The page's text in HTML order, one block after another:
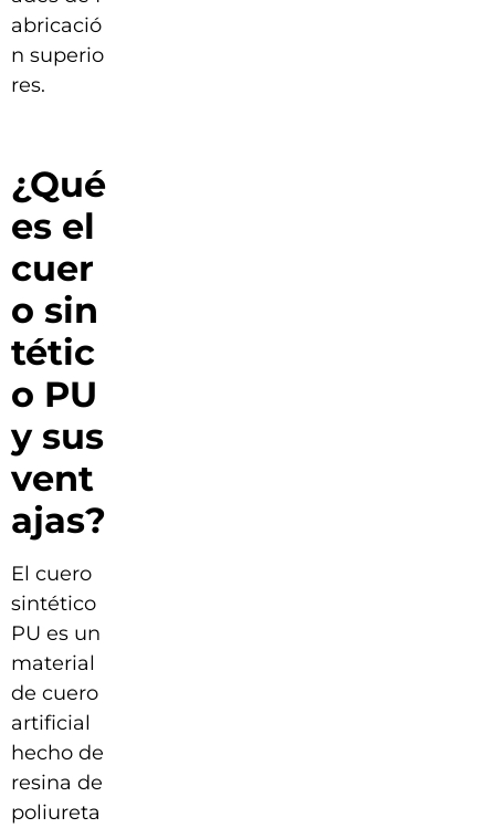
abricació
n superio
res.
¿Qué
es el
cuer
o sin
tétic
o PU
y sus
vent
ajas?
El cuero
sintético
PU es un
material
de cuero
artificial
hecho de
resina de
poliureta